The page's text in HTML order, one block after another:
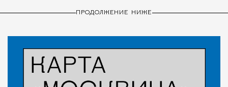
ПРОДОЛЖЕНИЕ НИЖЕ